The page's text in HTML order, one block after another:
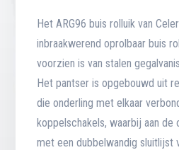
Het ARG96 buis rolluik van
inbraakwerend oprolbaar buis
voorzien is van stalen
Het pantser is opgebouwd uit
die onderling met elkaar
koppelschakels, waarbij aan
met een dubbelwandig sluitlijst